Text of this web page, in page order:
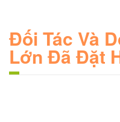
Đối Tác Và
Lớn Đã Đặt